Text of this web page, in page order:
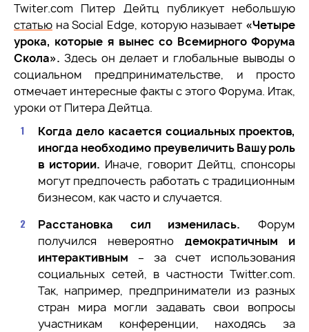
Twiter.com Питер Дейтц публикует небольшую
статью на Social Edge, которую называет «Четыре
урока, которые я вынес со Всемирного Форума
Скола». Здесь он делает и глобальные выводы о
социальном предпринимательстве, и просто
отмечает интересные факты с этого Форума. Итак,
уроки от Питера Дейтца.
Когда дело касается социальных проектов,
иногда необходимо преувеличить Вашу роль
в истории. Иначе, говорит Дейтц, спонсоры
могут предпочесть работать с традиционным
бизнесом, как часто и случается.
Расстановка сил изменилась. Форум
получился невероятно демократичным и
интерактивным – за счет использования
социальных сетей, в частности Twitter.com.
Так, например, предприниматели из разных
стран мира могли задавать свои вопросы
участникам конференции, находясь за